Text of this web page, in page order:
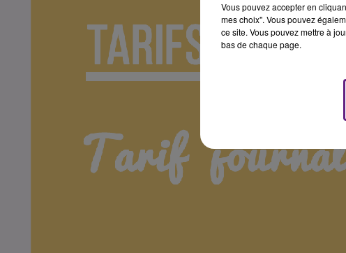
Vous pouvez accepter en
mes choix". Vous pouvez
ce site. Vous pouvez mettre à
bas de chaque page.